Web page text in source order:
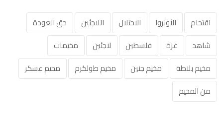
اقتحام الأونروا الاحتلال اللاجئين
حق العودة
شاهد
غزة فلسطين لاجئين
مخيمات
مخيم بلاطة
مخيم جنين مخيم طولكرم
مخيم عسكر
من المخيم